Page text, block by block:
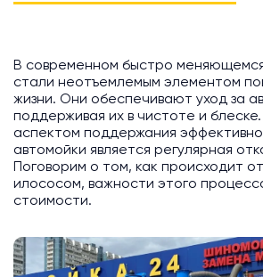
В современном быстро
стали неотъемлемым элементом
жизни. Они обеспечивают уход за
поддерживая их в чистоте и
аспектом поддержания
автомойки является регулярная
Поговорим о том, как происходит
илососом, важности этого
стоимости.